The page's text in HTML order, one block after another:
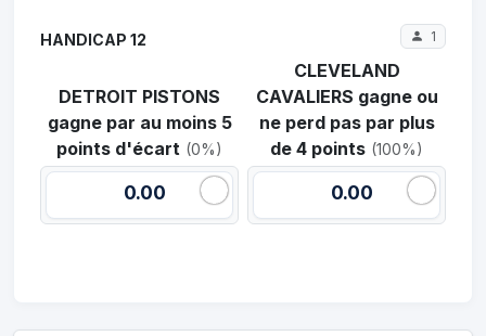
HANDICAP 12 1
DETROIT PISTONS
gagne par au moins 5
points d'écart (0%)
0.00
CLEVELAND
CAVALIERS gagne ou
ne perd pas par plus
de 4 points (100%)
0.00